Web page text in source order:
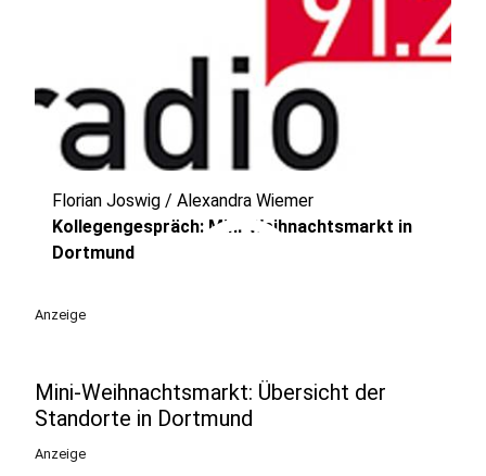
play_circle
Florian Joswig / Alexandra Wiemer
Kollegengespräch: Mini-Weihnachtsmarkt in
Dortmund
Anzeige
Mini-Weihnachtsmarkt: Übersicht der
Standorte in Dortmund
Anzeige